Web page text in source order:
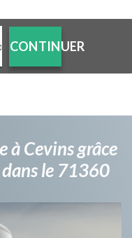
CONTINUER
à Cevins grâce
le 71360